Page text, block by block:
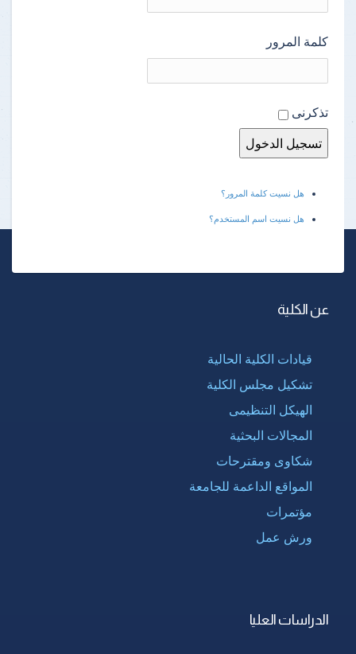
كلمة المرور
تذكرنى
هل نسيت كلمة المرور؟
هل نسيت اسم المستخدم؟
عن الكلية
قيادات الكلية الحالية
تشكيل مجلس الكلية
الهيكل التنظيمى
المجالات البحثية
شكاوى ومقترحات
المواقع الداعمة للجامعة
مؤتمرات
ورش عمل
الدراسات العليا